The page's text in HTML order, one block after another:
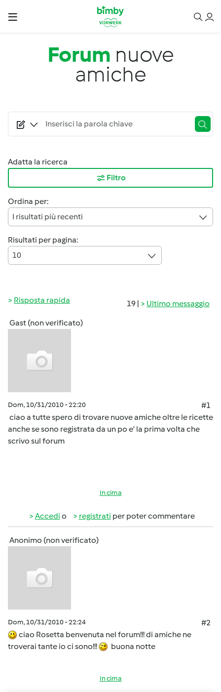
Salta al contenuto principale
Forum nuove
amiche
Adatta la ricerca
Filtro
Ordina per:
I risultati più recenti
Risultati per pagina:
10
19 | Ultimo messaggio
Risposta rapida
Gast (non verificato)
Dom, 10/31/2010 - 22:20
#1
ciao a tutte spero di trovare nuove amiche oltre le ricette
anche se sono registrata da un po e' la prima volta che
scrivo sul forum
In cima
Accedi o registrati per poter commentare
Anonimo (non verificato)
Dom, 10/31/2010 - 22:24
#2
ciao Rosetta benvenuta nel forum!!! di amiche ne
troverai tante io ci sono!!!
buona notte
In cima